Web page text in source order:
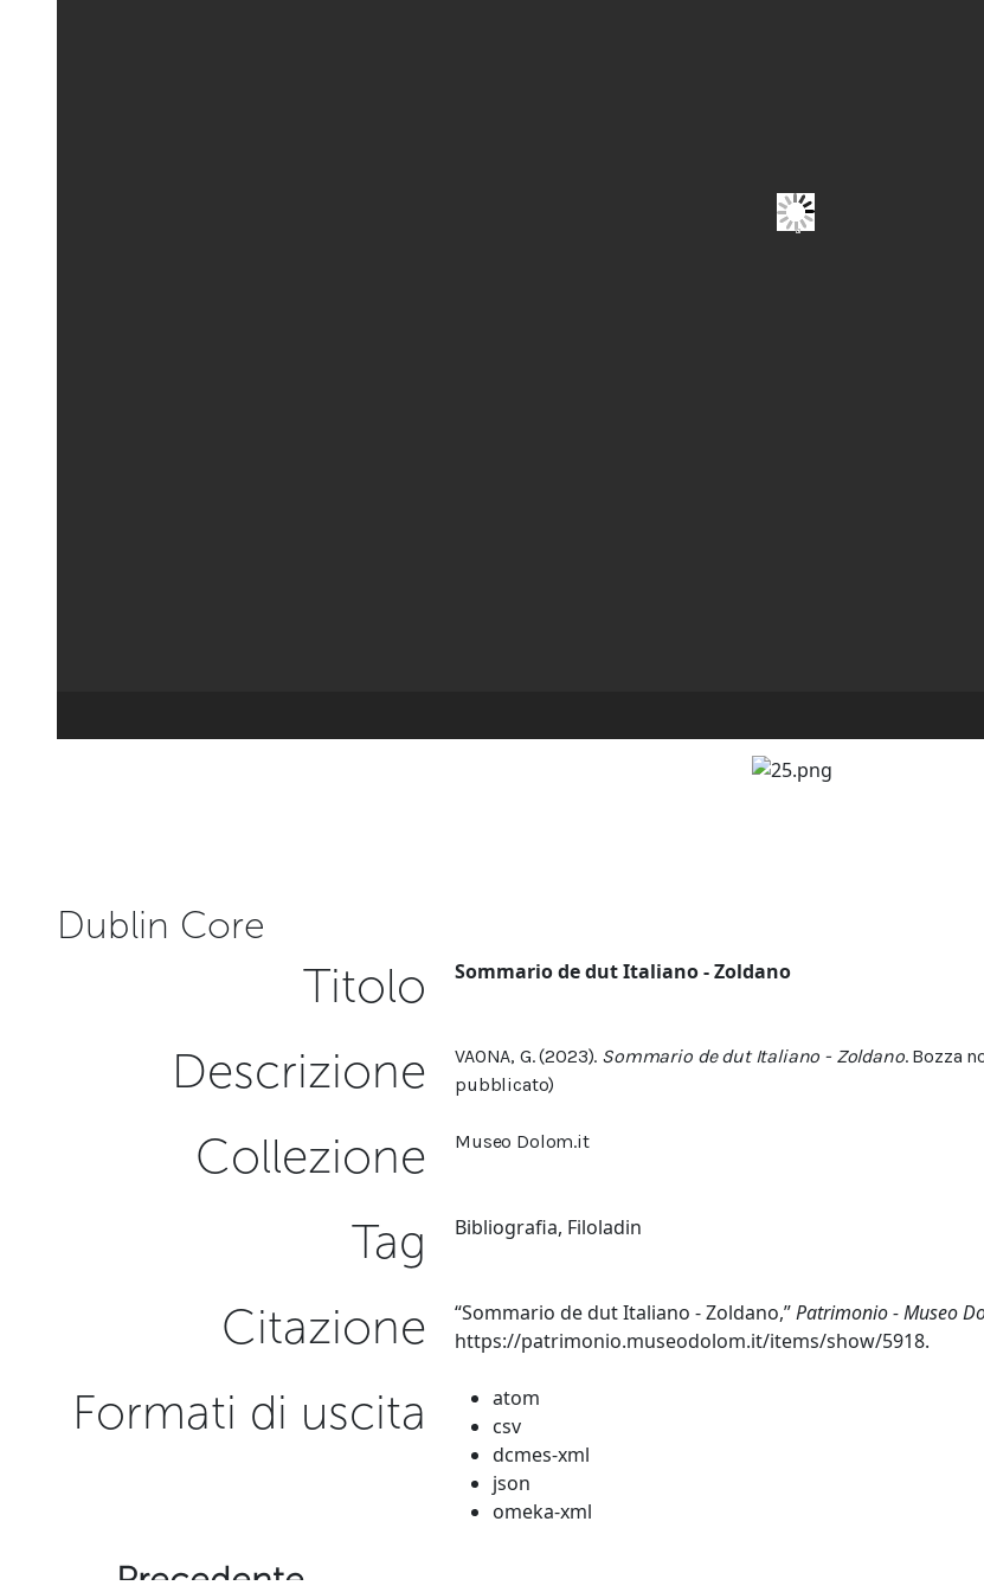
Dublin Core
Titolo Sommario de dut Italiano - Zoldano
Descrizione VAONA, G. (2023). Sommario de dut Italiano - Zoldano. Bozza
pubblicato)
Collezione Museo Dolom.it
Tag Bibliografia, Filoladin
Citazione “Sommario de dut Italiano - Zoldano,”Patrimonio - Museo
https://patrimonio.museodolom.it/items/show/5918.
Formati di uscita
atom
csv
dcmes-xml
json
omeka-xml
← Precedente